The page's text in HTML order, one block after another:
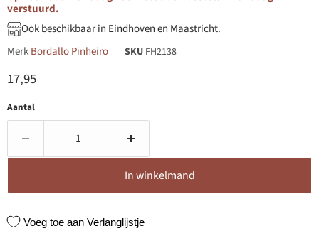
verstuurd.
Ook beschikbaar in Eindhoven en Maastricht.
MerkBordallo Pinheiro SKU FH2138
Huidige prijs
17,95
Aantal
In winkelmand
Voeg toe aan Verlanglijstje